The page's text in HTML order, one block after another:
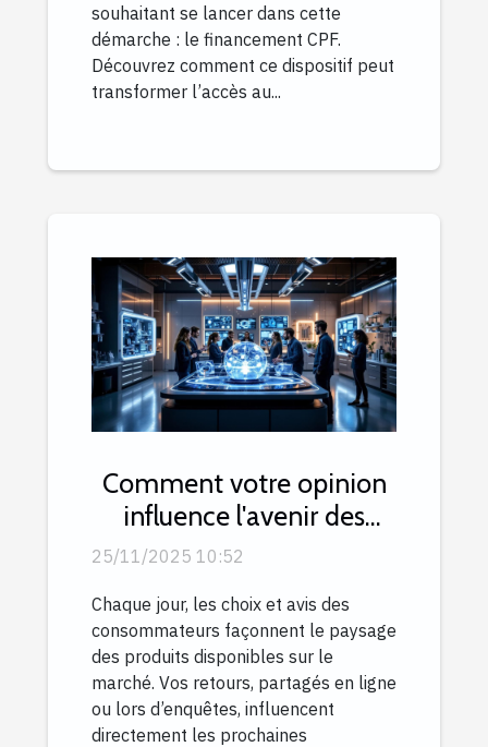
souhaitant se lancer dans cette
démarche : le financement CPF.
Découvrez comment ce dispositif peut
transformer l’accès au...
Comment votre opinion
influence l'avenir des
produits de
25/11/2025 10:52
Chaque jour, les choix et avis des
consommateurs façonnent le paysage
des produits disponibles sur le
marché. Vos retours, partagés en ligne
ou lors d’enquêtes, influencent
directement les prochaines